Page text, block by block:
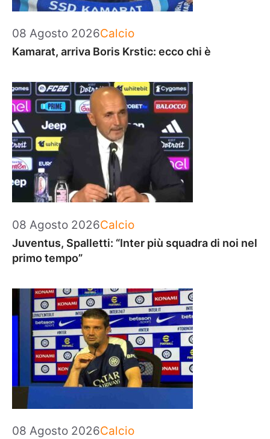
08 Agosto 2026Categorie
Calcio
Kamarat, arriva Boris Krstic: ecco chi è
08 Agosto 2026Categorie
Calcio
Juventus, Spalletti: “Inter più squadra di noi nel
primo tempo”
08 Agosto 2026Categorie
Calcio